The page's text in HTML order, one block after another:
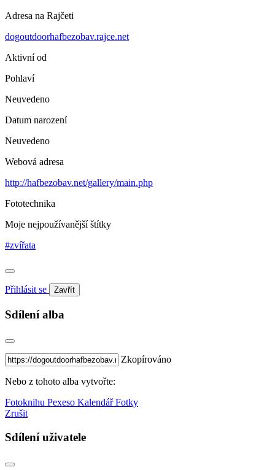
Adresa na Rajčeti
dogoutdoorhafbezobav.rajce.net
Aktivní od
Pohlaví
Neuvedeno
Datum narození
Neuvedeno
Webová adresa
http://hafbezobav.net/gallery/main.php
Fototechnika
Moje nejpoužívanější štítky
#zvířata
Přihlásit se Zavřít
Sdílení alba
Zkopírováno
Nebo z tohoto alba vytvořte:
Fotoknihu Pexeso KalendářFotky
Zrušit
Sdílení uživatele